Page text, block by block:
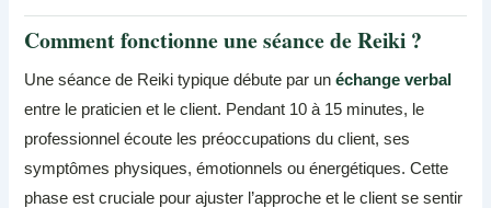
Comment fonctionne une séance de Reiki ?
Une séance de Reiki typique débute par unéchange verbal
entre le praticien et le client. Pendant 10 à 15 minutes, le
professionnel écoute les préoccupations du client, ses
symptômes physiques, émotionnels ou énergétiques. Cette
phase est cruciale pour ajuster l’approche et le client se sentir